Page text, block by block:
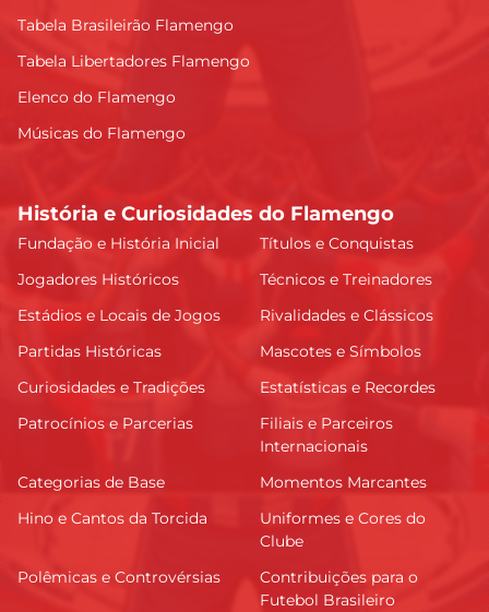
Tabela Brasileirão Flamengo
Tabela Libertadores Flamengo
Elenco do Flamengo
Músicas do Flamengo
História e Curiosidades do Flamengo
Fundação e História Inicial
Títulos e Conquistas
Jogadores Históricos
Técnicos e Treinadores
Estádios e Locais de Jogos
Rivalidades e Clássicos
Partidas Históricas
Mascotes e Símbolos
Curiosidades e Tradições
Estatísticas e Recordes
Patrocínios e Parcerias
Filiais e Parceiros
Internacionais
Categorias de Base
Momentos Marcantes
Hino e Cantos da Torcida
Uniformes e Cores do
Clube
Polêmicas e Controvérsias
Contribuições para o
Futebol Brasileiro